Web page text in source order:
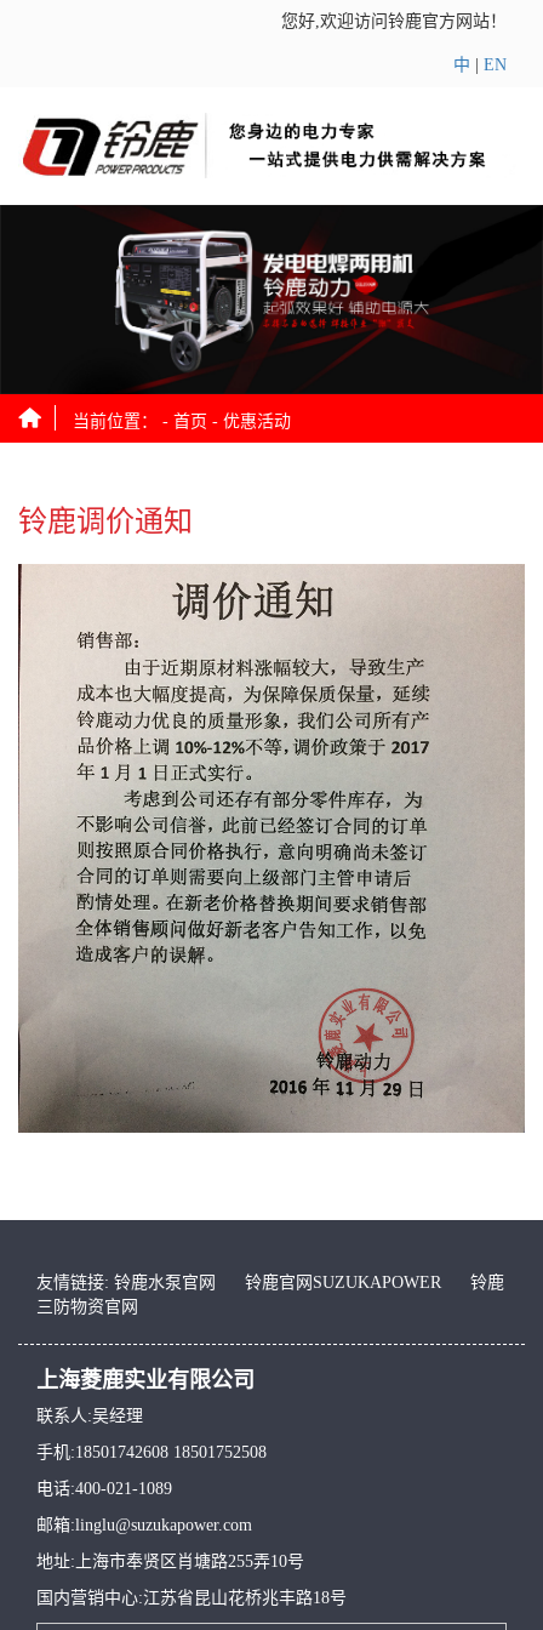
您好,欢迎访问铃鹿官方网站！
中 EN
当前位置： - 首页 - 优惠活动
铃鹿调价通知
友情链接: 铃鹿水泵官网 铃鹿官网SUZUKAPOWER
铃鹿
三防物资官网
上海菱鹿实业有限公司
联系人:吴经理
手机:18501742608 18501752508
电话:400-021-1089
邮箱:linglu@suzukapower.com
地址:上海市奉贤区肖塘路255弄10号
国内营销中心:江苏省昆山花桥兆丰路18号